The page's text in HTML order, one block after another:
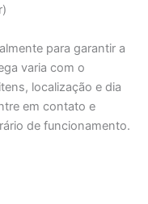
para garantir a
varia com o
localização e dia
em contato e
de funcionamento.